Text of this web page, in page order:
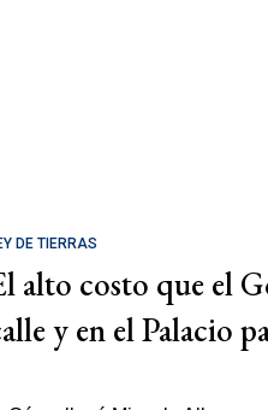
DE TIERRAS
alto costo que el
y en el Palacio